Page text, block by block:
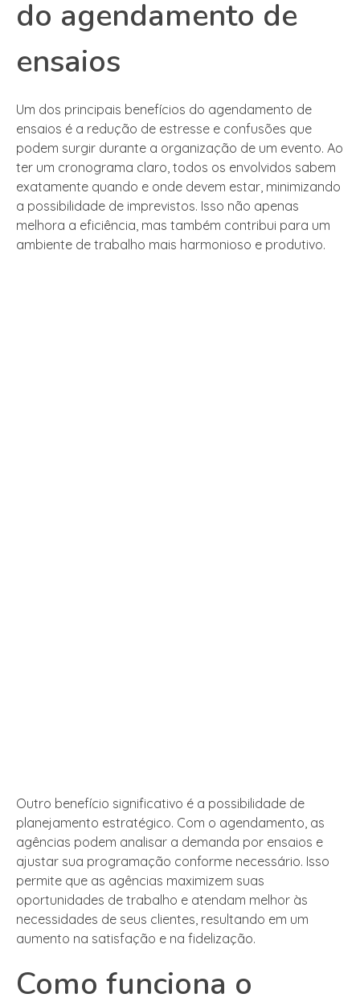
do agendamento de
ensaios
Um dos principais benefícios do agendamento de
ensaios é a redução de estresse e confusões que
podem surgir durante a organização de um evento. Ao
ter um cronograma claro, todos os envolvidos sabem
exatamente quando e onde devem estar, minimizando
a possibilidade de imprevistos. Isso não apenas
melhora a eficiência, mas também contribui para um
ambiente de trabalho mais harmonioso e produtivo.
Outro benefício significativo é a possibilidade de
planejamento estratégico. Com o agendamento, as
agências podem analisar a demanda por ensaios e
ajustar sua programação conforme necessário. Isso
permite que as agências maximizem suas
oportunidades de trabalho e atendam melhor às
necessidades de seus clientes, resultando em um
aumento na satisfação e na fidelização.
Como funciona o